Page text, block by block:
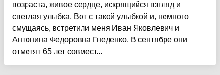
возраста, живое сердце, искрящийся взгляд и
светлая улыбка. Вот с такой улыбкой и, немного
смущаясь, встретили меня Иван Яковлевич и
Антонина Федоровна Гнеденко. В сентябре они
отметят 65 лет совмест...